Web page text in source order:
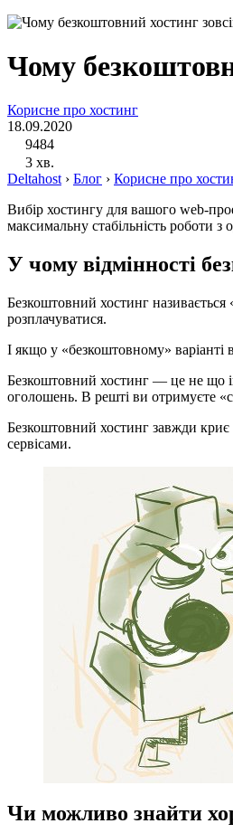
Чому
Корисне про хостинг
18.09.2020
9484
3 хв.
Deltahost› Блог › Корисне про
Вибір хостингу для вашого web-
максимальну стабільність роботи
У чому відмінності
Безкоштовний хостинг називається
розплачуватися.
І якщо у «безкоштовному»
Безкоштовний хостинг — це не що
оголошень. В решті ви отримуєте
Безкоштовний хостинг завжди криє
сервісами.
Чи можливо знайти